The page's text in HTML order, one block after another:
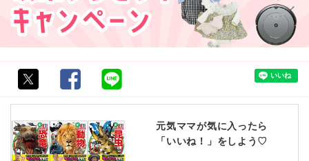
元気ママが気に入ったら
「いいね！」をしよう♡